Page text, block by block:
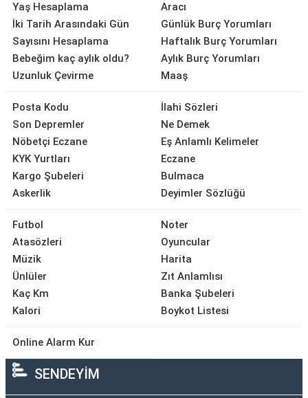
Yaş Hesaplama
İki Tarih Arasındaki Gün
Sayısını Hesaplama
Bebeğim kaç aylık oldu?
Uzunluk Çevirme
Aracı
Günlük Burç Yorumları
Haftalık Burç Yorumları
Aylık Burç Yorumları
Maaş
Posta Kodu
Son Depremler
Nöbetçi Eczane
KYK Yurtları
Kargo Şubeleri
Askerlik
İlahi Sözleri
Ne Demek
Eş Anlamlı Kelimeler
Eczane
Bulmaca
Deyimler Sözlüğü
Futbol
Atasözleri
Müzik
Ünlüler
Kaç Km
Kalori
Noter
Oyuncular
Harita
Zıt Anlamlısı
Banka Şubeleri
Boykot Listesi
Online Alarm Kur
SENDEYİM